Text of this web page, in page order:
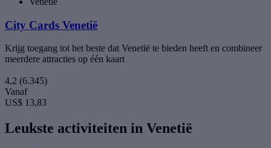
City Cards Venetië
Krijg toegang tot het beste dat Venetië te bieden heeft en combineer
meerdere attracties op één kaart
4,2 (6.345)
Vanaf
US$ 13,83
Leukste activiteiten in Venetië